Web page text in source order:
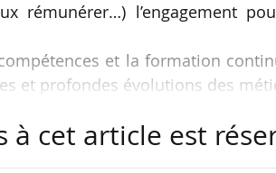
rémunérer…) l’engagement
et la formation
et profondes évolutions des
» pour l’élaboration du
à cet article est